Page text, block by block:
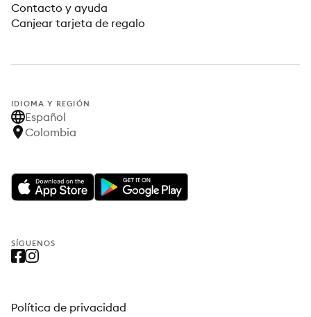
Contacto y ayuda
Canjear tarjeta de regalo
IDIOMA Y REGIÓN
Español
Colombia
SÍGUENOS
Política de privacidad